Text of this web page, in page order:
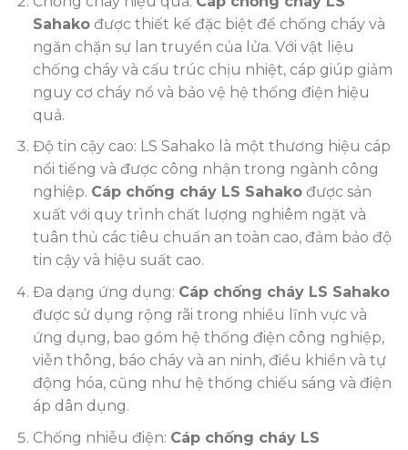
Sahakođược thiết kế đặc biệt để chống cháy và
ngăn chặn sự lan truyền của lửa. Với vật liệu
chống cháy và cấu trúc chịu nhiệt, cáp giúp giảm
nguy cơ cháy nổ và bảo vệ hệ thống điện hiệu
quả.
Độ tin cậy cao: LS Sahako là một thương hiệu cáp
nổi tiếng và được công nhận trong ngành công
nghiệp. Cáp chống cháy LS Sahakođược sản
xuất với quy trình chất lượng nghiêm ngặt và
tuân thủ các tiêu chuẩn an toàn cao, đảm bảo độ
tin cậy và hiệu suất cao.
Đa dạng ứng dụng: Cáp chống cháy LS Sahako
được sử dụng rộng rãi trong nhiều lĩnh vực và
ứng dụng, bao gồm hệ thống điện công nghiệp,
viễn thông, báo cháy và an ninh, điều khiển và tự
động hóa, cũng như hệ thống chiếu sáng và điện
áp dân dụng.
Chống nhiễu điện: Cáp chống cháy LS